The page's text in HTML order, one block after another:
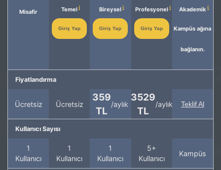
Misafir Temel
Giriş Yap
Bireysel
Giriş Yap
Profesyonel
Giriş Yap
Akademik
Kampüs ağına
bağlanın.
Fiyatlandırma
Ücretsiz Ücretsiz
359
TL
/aylık
3529
TL
/aylık Teklif Al
Kullanıcı Sayısı
1
Kullanıcı
1
Kullanıcı
1
Kullanıcı
5+
Kullanıcı
Kampüs